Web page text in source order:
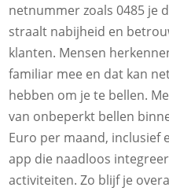
netnummer zoals 0485 je
straalt nabijheid en
klanten. Mensen
familiar mee en dat kan
hebben om je te bellen.
van onbeperkt bellen
Euro per maand, inclusief
app die naadloos
activiteiten. Zo blijf je